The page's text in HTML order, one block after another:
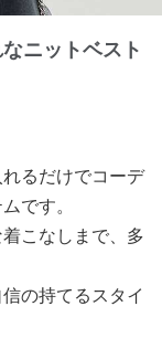
ニットベスト
るだけでコーデ
です。
こなしまで、多
の持てるスタイ